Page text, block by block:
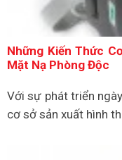
Những Kiến Thức
Mặt Nạ Phòng Độc
Với sự phát triển
cơ sở sản xuất hình